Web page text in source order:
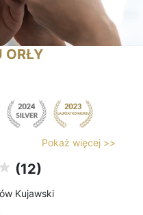
ORŁY
Pokaż więcej >>
(12)
Kujawski